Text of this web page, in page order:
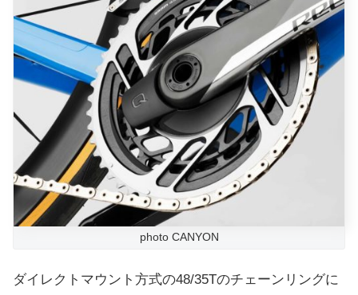
photo CANYON
ダイレクトマウント方式の48/35Tのチェーンリングに